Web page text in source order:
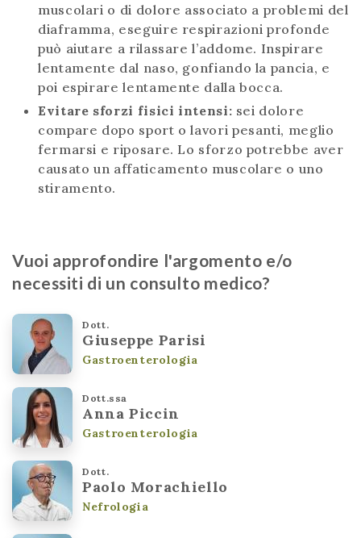
muscolari o di dolore associato a problemi del
diaframma, eseguire respirazioni profonde
può aiutare a rilassare l’addome. Inspirare
lentamente dal naso, gonfiando la pancia, e
poi espirare lentamente dalla bocca.
Evitare sforzi fisici intensi: sei dolore
compare dopo sport o lavori pesanti, meglio
fermarsi e riposare. Lo sforzo potrebbe aver
causato un affaticamento muscolare o uno
stiramento.
Vuoi approfondire l'argomento e/o
necessiti di un consulto medico?
Dott.
Giuseppe Parisi
Gastroenterologia
Dott.ssa
Anna Piccin
Gastroenterologia
Dott.
Paolo Morachiello
Nefrologia